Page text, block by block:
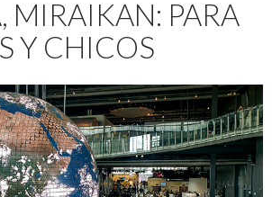
MIRAIKAN: PARA
Y CHICOS